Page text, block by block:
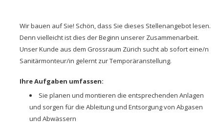
Wir bauen auf Sie! Schön, dass Sie dieses Stellenangebot lesen.
Denn vielleicht ist dies der Beginn unserer Zusammenarbeit.
Unser Kunde aus dem Grossraum Zürich sucht ab sofort eine/n
Sanitärmonteur/in gelernt zur Temporäranstellung.
Ihre Aufgaben umfassen:
Sie planen und montieren die entsprechenden Anlagen
und sorgen für die Ableitung und Entsorgung von Abgasen
und Abwässern